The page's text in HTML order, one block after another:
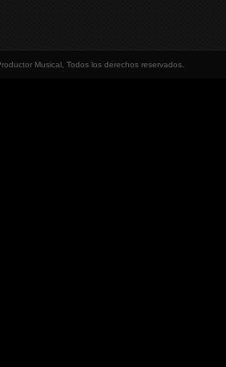
Musical, Todos los derechos reservados.